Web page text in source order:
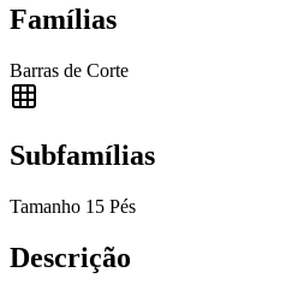
Famílias
Barras de Corte
Subfamílias
Tamanho 15 Pés
Descrição